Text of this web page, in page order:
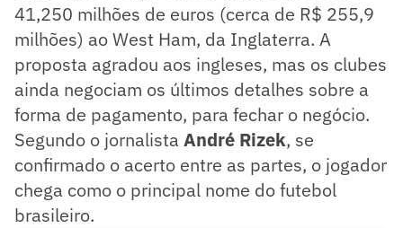
41,250 milhões de euros (cerca de R$ 255,9
milhões) ao West Ham, da Inglaterra. A
proposta agradou aos ingleses, mas os clubes
ainda negociam os últimos detalhes sobre a
forma de pagamento, para fechar o negócio.
Segundo o jornalista André Rizek, se
confirmado o acerto entre as partes, o jogador
chega como o principal nome do futebol
brasileiro.